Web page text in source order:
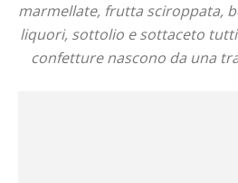
marmellate, frutta sciroppata,
liquori, sottolio e sottaceto
confetture nascono da una